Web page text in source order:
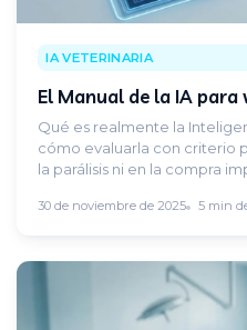
IA VETERINARIA
El Manual de la IA
Qué es realmente la
cómo evaluarla con criterio
la parálisis ni en la compra
30 de noviembre de 2025 5 min